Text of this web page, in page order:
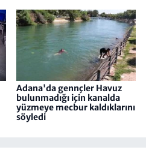
Adana'da gennçler Havuz
bulunmadığı için kanalda
yüzmeye mecbur kaldıklarını
söyledi